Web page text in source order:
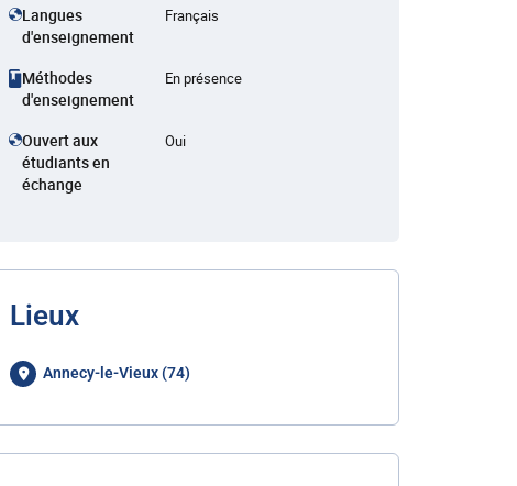
Langues
d'enseignement
Français
Méthodes
d'enseignement
En présence
Ouvert aux
étudiants en
échange
Oui
Lieux
Annecy-le-Vieux (74)